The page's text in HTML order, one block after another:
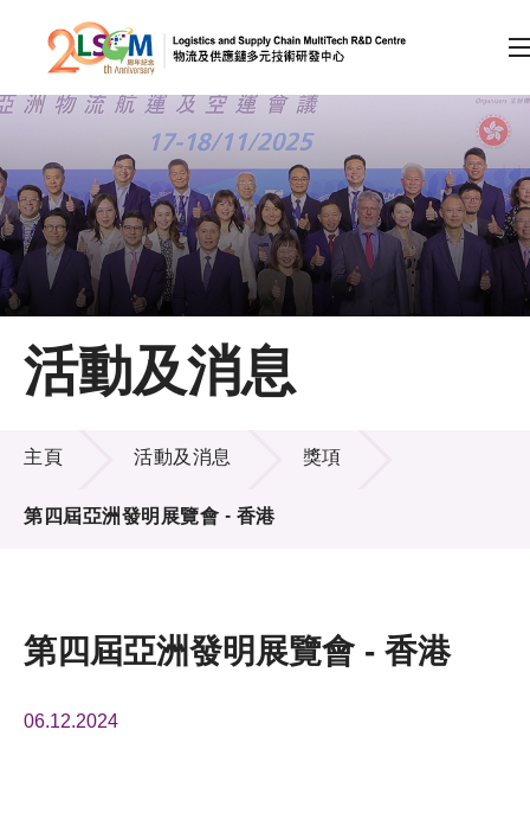
跳到內容（按回車鍵）
會員登入
A A EN 繁 简
主頁
關於LSCM
技術商品化
項目及資助計劃
活動及消息
活動及消息
主頁 活動及消息 獎項
第四屆亞洲發明展覽會 - 香港
第四屆亞洲發明展覽會 - 香港
06.12.2024